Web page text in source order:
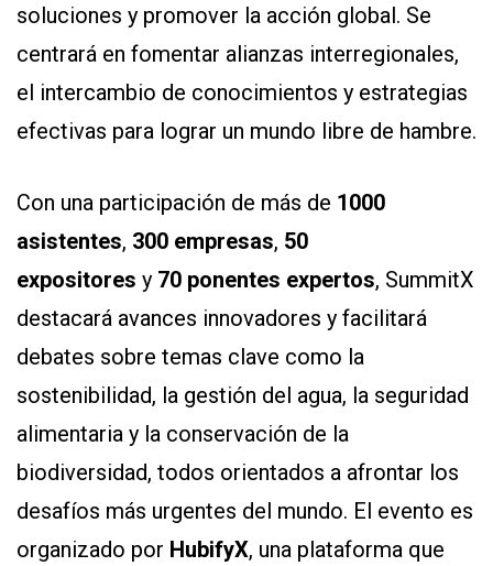
soluciones y promover la acción global. Se
centrará en fomentar alianzas interregionales,
el intercambio de conocimientos y estrategias
efectivas para lograr un mundo libre de hambre.
Con una participación de más de 1000
asistentes, 300 empresas, 50
expositores y 70 ponentes expertos, SummitX
destacará avances innovadores y facilitará
debates sobre temas clave como la
sostenibilidad, la gestión del agua, la seguridad
alimentaria y la conservación de la
biodiversidad, todos orientados a afrontar los
desafíos más urgentes del mundo. El evento es
organizado por HubifyX, una plataforma que